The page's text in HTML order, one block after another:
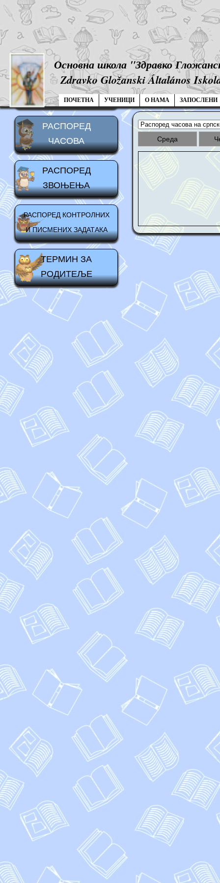
Основна школа "Здравко
Zdravko Gložanski Általános
ПОЧЕТНА УЧЕНИЦИ О НАМА ЗАПОСЛЕНИ
ПОЧЕТНА
РАСПОРЕД
ЧАСОВА
РАСПОРЕД
ЗВОЊЕЊА
РАСПОРЕД КОНТРОЛНИХ
И ПИСМЕНИХ ЗАДАТАКА
ТЕРМИН ЗА
РОДИТЕЉЕ
Распоред часова
Среда